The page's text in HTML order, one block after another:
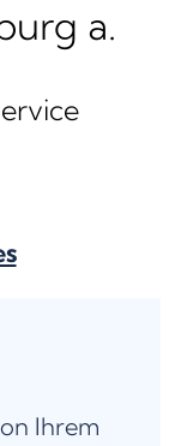
a.
Ihrem